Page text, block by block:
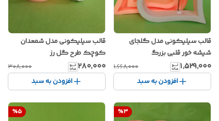
قالب سیلیکونی مدل گلجای
شیشه خور قلبی بزرگ
۱٬۵۲۹٬۰۰۰ ۱٬۶۶۸٬۰۰۰
افزودن به سبد
قالب سیلیکونی مدل شمعدان
کوچک طرح گل رز
۲۸۰٬۰۰۰ ۳۰۸٬۰۰۰
افزودن به سبد
%3
%5